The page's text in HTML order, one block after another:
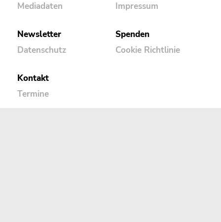
Mediadaten
Impressum
Newsletter
Datenschutz
Spenden
Cookie Richtlinie
Kontakt
Termine